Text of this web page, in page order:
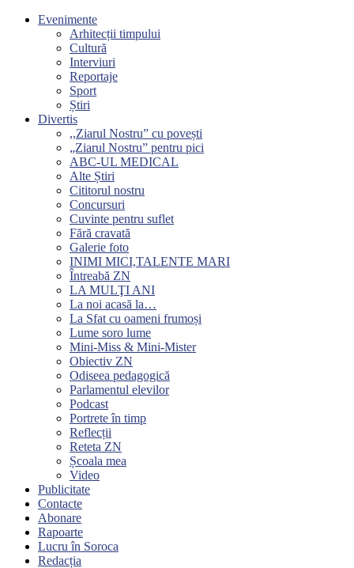
Evenimente
Arhitecții timpului
Cultură
Interviuri
Reportaje
Sport
Știri
Divertis
,,Ziarul Nostru” cu povești
„Ziarul Nostru” pentru pici
ABC-UL MEDICAL
Alte Știri
Cititorul nostru
Concursuri
Cuvinte pentru suflet
Fără cravată
Galerie foto
INIMI MICI,TALENTE MARI
Întreabă ZN
LA MULŢI ANI
La noi acasă la…
La Sfat cu oameni frumoși
Lume soro lume
Mini-Miss & Mini-Mister
Obiectiv ZN
Odiseea pedagogică
Parlamentul elevilor
Podcast
Portrete în timp
Reflecții
Reteta ZN
Școala mea
Video
Publicitate
Contacte
Abonare
Rapoarte
Lucru în Soroca
Redacția